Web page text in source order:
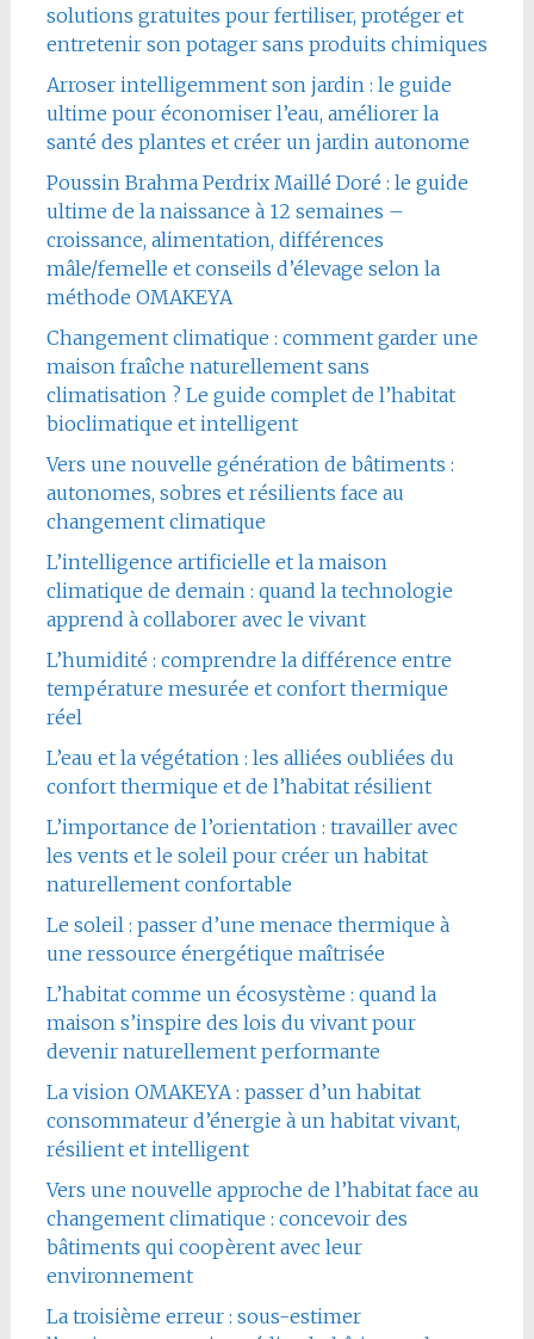
solutions gratuites pour fertiliser, protéger et
entretenir son potager sans produits chimiques
Arroser intelligemment son jardin : le guide
ultime pour économiser l’eau, améliorer la
santé des plantes et créer un jardin autonome
Poussin Brahma Perdrix Maillé Doré : le guide
ultime de la naissance à 12 semaines –
croissance, alimentation, différences
mâle/femelle et conseils d’élevage selon la
méthode OMAKEYA
Changement climatique : comment garder une
maison fraîche naturellement sans
climatisation ? Le guide complet de l’habitat
bioclimatique et intelligent
Vers une nouvelle génération de bâtiments :
autonomes, sobres et résilients face au
changement climatique
L’intelligence artificielle et la maison
climatique de demain : quand la technologie
apprend à collaborer avec le vivant
L’humidité : comprendre la différence entre
température mesurée et confort thermique
réel
L’eau et la végétation : les alliées oubliées du
confort thermique et de l’habitat résilient
L’importance de l’orientation : travailler avec
les vents et le soleil pour créer un habitat
naturellement confortable
Le soleil : passer d’une menace thermique à
une ressource énergétique maîtrisée
L’habitat comme un écosystème : quand la
maison s’inspire des lois du vivant pour
devenir naturellement performante
La vision OMAKEYA : passer d’un habitat
consommateur d’énergie à un habitat vivant,
résilient et intelligent
Vers une nouvelle approche de l’habitat face au
changement climatique : concevoir des
bâtiments qui coopèrent avec leur
environnement
La troisième erreur : sous-estimer